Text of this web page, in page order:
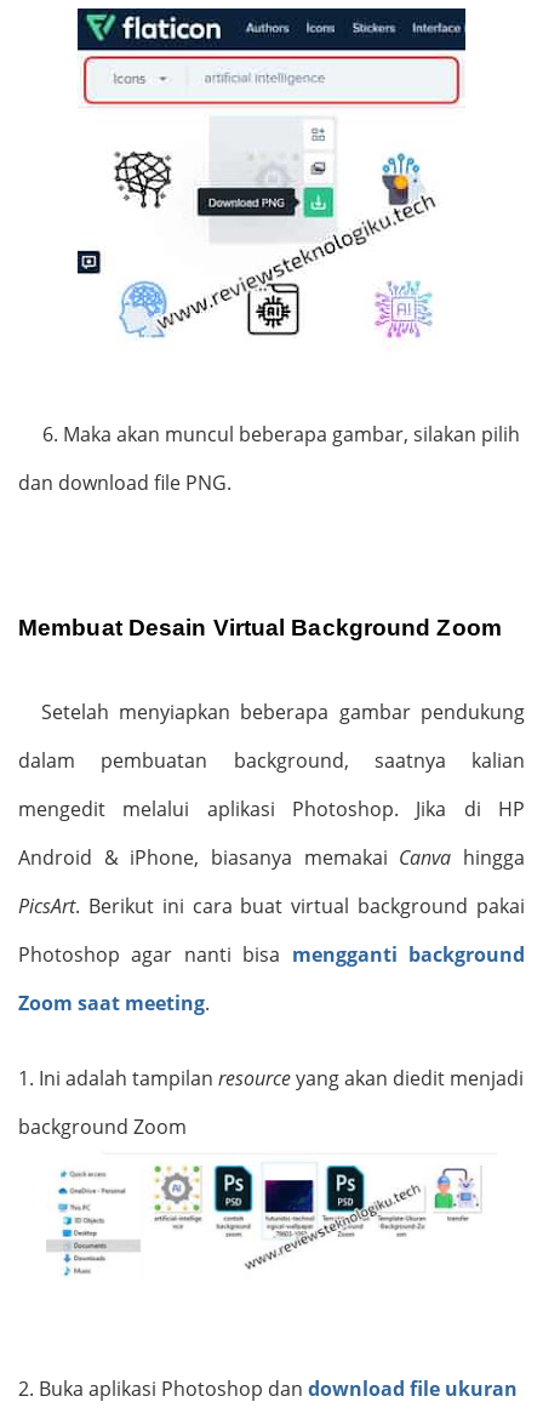
6. Maka akan muncul beberapa gambar, silakan pilih
dan download file PNG.
Membuat Desain Virtual Background Zoom
Setelah menyiapkan beberapa gambar pendukung
dalam pembuatan background, saatnya kalian
mengedit melalui aplikasi Photoshop. Jika di HP
Android & iPhone, biasanya memakai Canva hingga
PicsArt. Berikut ini cara buat virtual background pakai
Photoshop agar nanti bisa mengganti background
Zoom saat meeting.
1. Ini adalah tampilan resourceyang akan diedit menjadi
background Zoom
2. Buka aplikasi Photoshop dan download file ukuran